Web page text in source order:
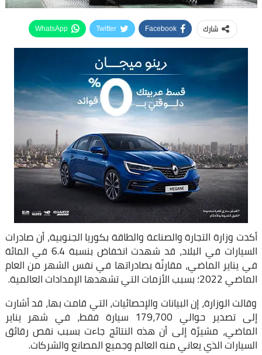
شارك Facebook
Twitter
WhatsApp
أكدت وزارة التجارة والصناعة والطاقة بكوريا الجنوبية، أن صادرات
السيارات في البلاد، قد شهدت انخفاض بنسبة 6.4 في المائة
في يناير الماضي، مقارنًة بصادراتها في نفس الشهر من العام
الماضي 2022؛ بسبب الأزمات التي تشهدها الإمدادات العالمية.
وقالت الوزارة، إن البيانات والإحصائيات، التي قامت بها، قد أشارت
إلى تصدير حوالي 179،700 سيارة فقط، في شهر يناير
الماضي، مشيرًة إلى أن هذه النتائج جاءت بسبب نقص رقائق
السيارات الذي يعاني منه العالم وجميع المصانع والشركات.